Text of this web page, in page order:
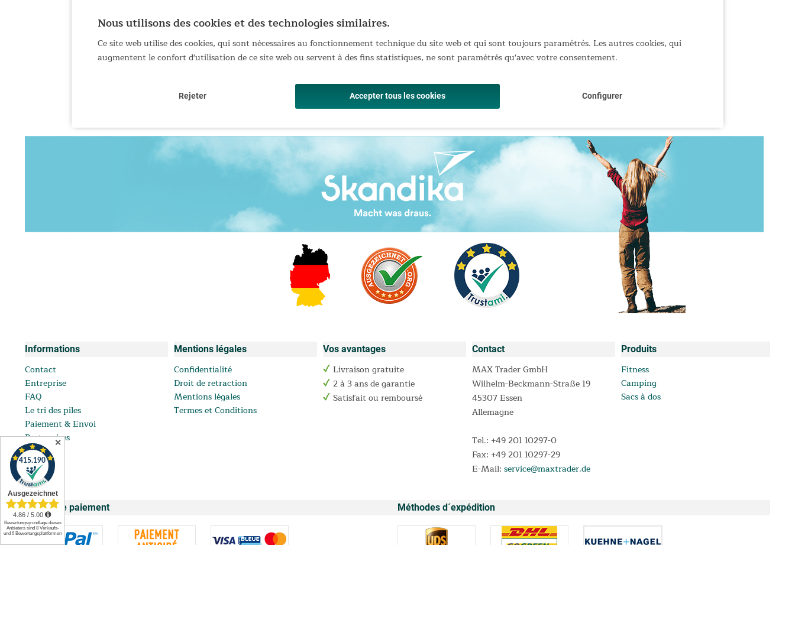
Informations
Contact
Entreprise
FAQ
Le tri des piles
Paiement & Envoi
Partenaires
Mentions légales
Confidentialité
Droit de retraction
Mentions légales
Termes et Conditions
Vos avantages
Livraison gratuite
2 à 3 ans de garantie
Satisfait ou remboursé
Contact
MAX Trader GmbH
Wilhelm-Beckmann-Straße 19
45307 Essen
Allemagne
Tel.: +49 201 10297-0
Fax: +49 201 10297-29
E-Mail: service@maxtrader.de
Produits
Fitness
Camping
Sacs à dos
Modes de paiement Méthodes d´expédition
Nous utilisons des cookies et des technologies similaires.
Ce site web utilise des cookies, qui sont nécessaires au fonctionnement technique du site web et qui sont toujours paramétrés. Les autres cookies, qui
augmentent le confort d'utilisation de ce site web ou servent à des fins statistiques, ne sont paramétrés qu'avec votre consentement.
Rejeter Accepter tous les cookies Configurer
✕